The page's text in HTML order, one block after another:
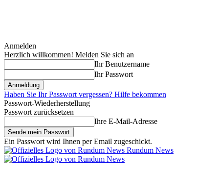
Anmelden
Herzlich willkommen! Melden Sie sich an
Ihr Benutzername
Ihr Passwort
Haben Sie Ihr Passwort vergessen? Hilfe bekommen
Passwort-Wiederherstellung
Passwort zurücksetzen
Ihre E-Mail-Adresse
Ein Passwort wird Ihnen per Email zugeschickt.
Rundum News